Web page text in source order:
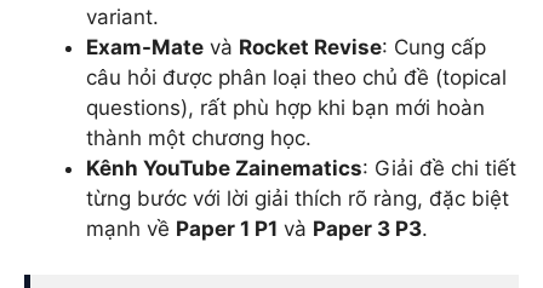
variant.
Exam-Mate và Rocket Revise: Cung cấp
câu hỏi được phân loại theo chủ đề (topical
questions), rất phù hợp khi bạn mới hoàn
thành một chương học.
Kênh YouTube Zainematics: Giải đề chi tiết
từng bước với lời giải thích rõ ràng, đặc biệt
mạnh về Paper 1 P1 và Paper 3 P3.